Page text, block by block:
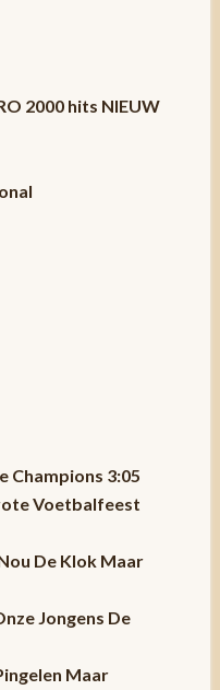
2000 hits NIEUW
Champions 3:05
Voetbalfeest
De Klok Maar
Jongens De
Maar